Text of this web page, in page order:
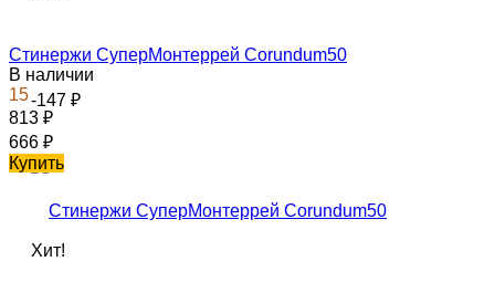
-147 ₽
Стинержи СуперМонтеррей Corundum50
В наличии
15
813 ₽
666 ₽
Купить
Хит!